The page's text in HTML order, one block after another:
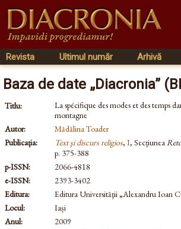
Revista Ultimul număr Arhivă
Baza de date „Diacronia”
Titlu:
La spécifique des modes et des temps
montagne
Autor:
Mădălina Toader
Publicația:
Text şi discurs religios, I, Secțiunea
p. 375-388
p-ISSN:
2066-4818
e-ISSN:
2393-3402
Editura:
Editura Universităţii „Alexandru Ioan
Locul:
Iași
Anul:
2009